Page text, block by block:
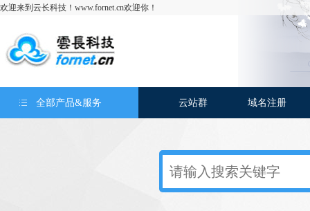
欢迎来到云长科技！www.fornet.cn欢迎你！
全部产品&服务 云站群 域名注册